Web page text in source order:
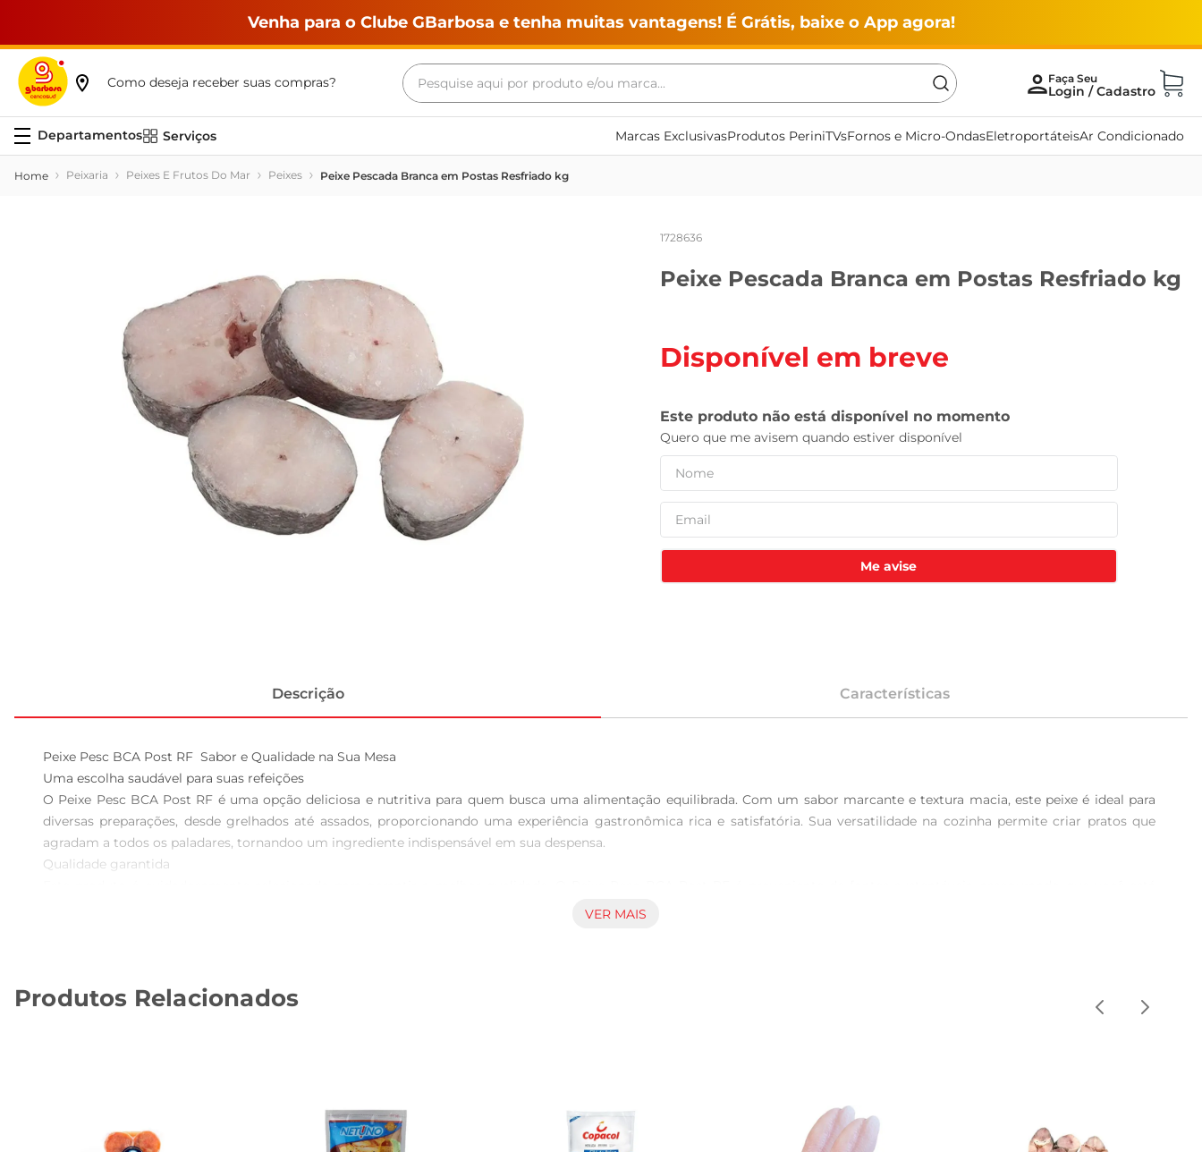
Venha para o Clube GBarbosa e tenha muitas vantagens! É Grátis, baixe o App agora!
Como deseja receber suas compras?
Pesquise aqui por produto e/ou marca...
Serviços Marcas ExclusivasProdutos PeriniTVsFornos e Micro-OndasEletroportáteisAr Condicionado
Peixaria Peixes E Frutos Do Mar Peixes Peixe Pescada Branca em Postas Resfriado kg
1728636
Peixe Pescada Branca em Postas Resfriado kg
Disponível em breve
Me avise
Descrição Características
Peixe Pesc BCA Post RF  Sabor e Qualidade na Sua Mesa
Uma escolha saudável para suas refeições
O Peixe Pesc BCA Post RF é uma opção deliciosa e nutritiva para quem busca uma alimentação equilibrada. Com um sabor marcante e textura macia, este peixe é ideal para
diversas preparações, desde grelhados até assados, proporcionando uma experiência gastronômica rica e satisfatória. Sua versatilidade na cozinha permite criar pratos que
agradam a todos os paladares, tornandoo um ingrediente indispensável em sua despensa.
Qualidade garantida
consumindo um alimento que respeita o meio ambiente. Além disso, sua frescura é mantida através de um processo de embalagem eficiente, que preserva todas as suas
frescos. Sua carne suculenta combina perfeitamente com acompanhamentos como arroz, purê debatatas ou saladas, tornando suas refeições ainda mais completas e saborosas.
produto mantenha suas características até o momento do preparo.
VER MAIS
Produtos Relacionados
Termos mais buscados
maquina lavar
leite
leite pó